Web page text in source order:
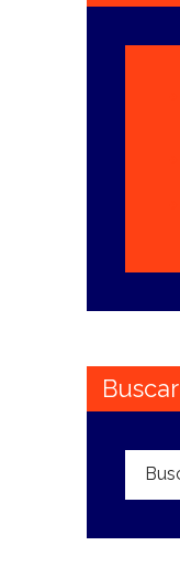
Buscar
Buscar: